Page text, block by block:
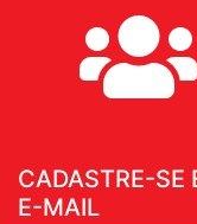
CADASTRE-SE
E-MAIL